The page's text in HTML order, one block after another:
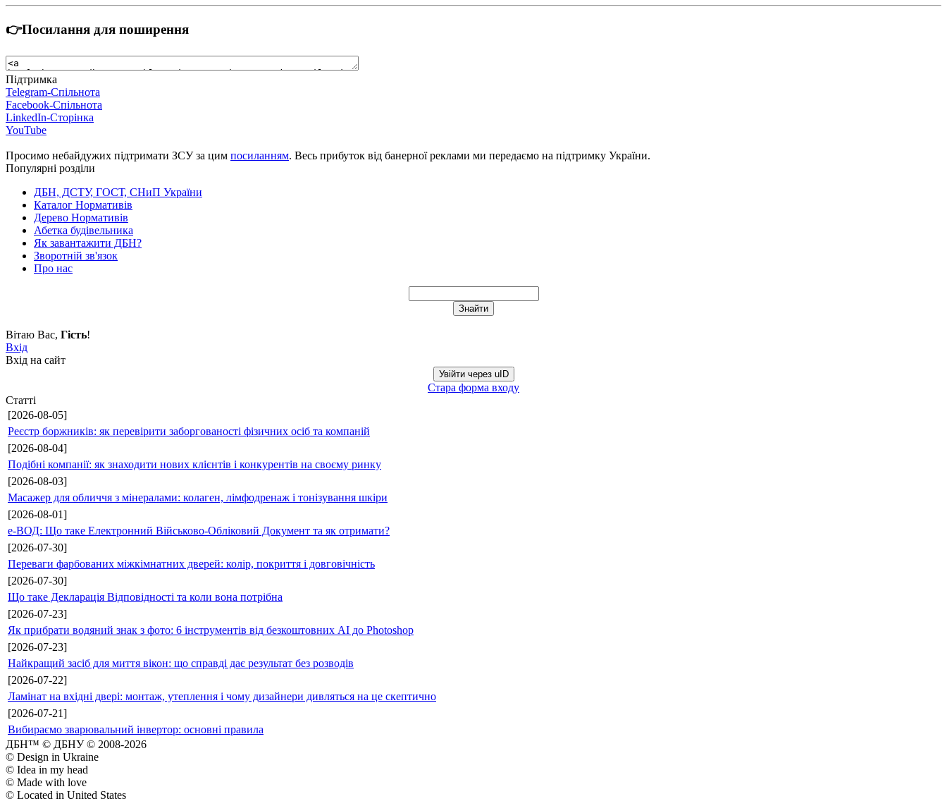
👉Посилання для поширення
Підтримка
Telegram-Спільнота
Facebook-Спільнота
LinkedIn-Сторінка
YouTube
Просимо небайдужих підтримати ЗСУ за цим посиланням. Весь прибуток від банерної реклами ми передаємо на підтримку України.
Популярні розділи
ДБН, ДСТУ, ГОСТ, СНиП України
Каталог Нормативів
Дерево Нормативів
Абетка будівельника
Як завантажити ДБН?
Зворотній зв'язок
Про нас
Вітаю Вас, Гість!
Вхід
Вхід на сайт
Увійти через uID
Стара форма входу
Статті
[2026-08-05]
Реєстр боржників: як перевірити заборгованості фізичних осіб та компаній
[2026-08-04]
Подібні компанії: як знаходити нових клієнтів і конкурентів на своєму ринку
[2026-08-03]
Масажер для обличчя з мінералами: колаген, лімфодренаж і тонізування шкіри
[2026-08-01]
е-ВОД: Що таке Електронний Військово-Обліковий Документ та як отримати?
[2026-07-30]
Переваги фарбованих міжкімнатних дверей: колір, покриття і довговічність
[2026-07-30]
Що таке Декларація Відповідності та коли вона потрібна
[2026-07-23]
Як прибрати водяний знак з фото: 6 інструментів від безкоштовних AI до Photoshop
[2026-07-23]
Найкращий засіб для миття вікон: що справді дає результат без розводів
[2026-07-22]
Ламінат на вхідні двері: монтаж, утеплення і чому дизайнери дивляться на це скептично
[2026-07-21]
Вибираємо зварювальний інвертор: основні правила
ДБН™ © ДБНУ © 2008-2026
© Design in Ukraine
© Idea in my head
© Made with love
© Located in United States